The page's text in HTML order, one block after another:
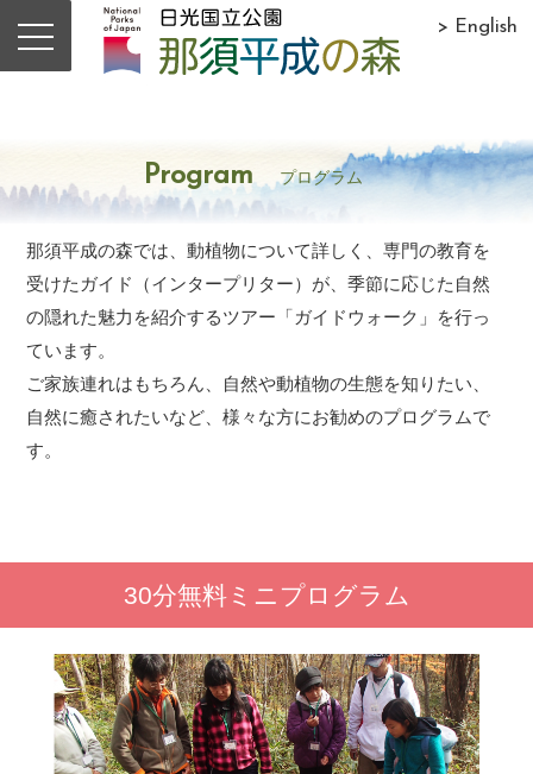
> English
Program プログラム
那須平成の森では、動植物について詳しく、専門の教育を
受けたガイド（インタープリター）が、季節に応じた自然
の隠れた魅力を紹介するツアー「ガイドウォーク」を行っ
ています。
ご家族連れはもちろん、自然や動植物の生態を知りたい、
自然に癒されたいなど、様々な方にお勧めのプログラムで
す。
30分無料ミニプログラム